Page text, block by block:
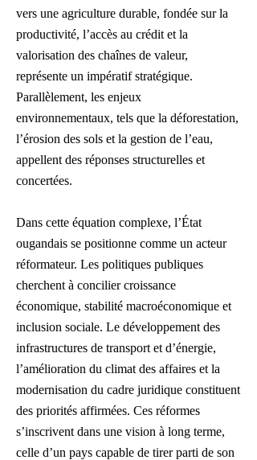
vers une agriculture durable, fondée sur la
productivité, l’accès au crédit et la
valorisation des chaînes de valeur,
représente un impératif stratégique.
Parallèlement, les enjeux
environnementaux, tels que la déforestation,
l’érosion des sols et la gestion de l’eau,
appellent des réponses structurelles et
concertées.
Dans cette équation complexe, l’État
ougandais se positionne comme un acteur
réformateur. Les politiques publiques
cherchent à concilier croissance
économique, stabilité macroéconomique et
inclusion sociale. Le développement des
infrastructures de transport et d’énergie,
l’amélioration du climat des affaires et la
modernisation du cadre juridique constituent
des priorités affirmées. Ces réformes
s’inscrivent dans une vision à long terme,
celle d’un pays capable de tirer parti de son